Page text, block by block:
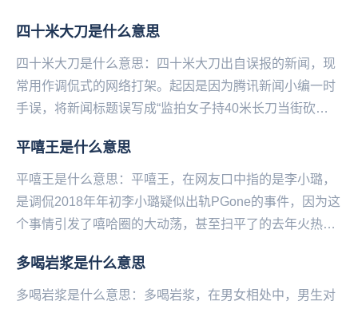
四十米大刀是什么意思
四十米大刀是什么意思：四十米大刀出自误报的新闻，现
常用作调侃式的网络打架。起因是因为腾讯新闻小编一时
手误，将新闻标题误写成“监拍女子持40米长刀当街砍
平嘻王是什么意思
平嘻王是什么意思：平嘻王，在网友口中指的是李小璐，
是调侃2018年年初李小璐疑似出轨PGone的事件，因为这
个事情引发了嘻哈圈的大动荡，甚至扫平了的去年火热的
​多喝岩浆是什么意思
多喝岩浆是什么意思：多喝岩浆，在男女相处中，男生对